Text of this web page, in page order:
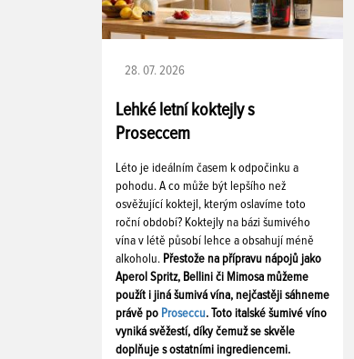
28. 07. 2026
Lehké letní koktejly s
Proseccem
Léto je ideálním časem k odpočinku a
pohodu. A co může být lepšího než
osvěžující koktejl, kterým oslavíme toto
roční období? Koktejly na bázi šumivého
vína v létě působí lehce a obsahují méně
alkoholu. Přestože na přípravu nápojů jako
Aperol Spritz, Bellini či Mimosa můžeme
použít i jiná šumivá vína, nejčastěji sáhneme
právě po Proseccu. Toto italské šumivé víno
vyniká svěžestí, díky čemuž se skvěle
doplňuje s ostatními ingrediencemi.